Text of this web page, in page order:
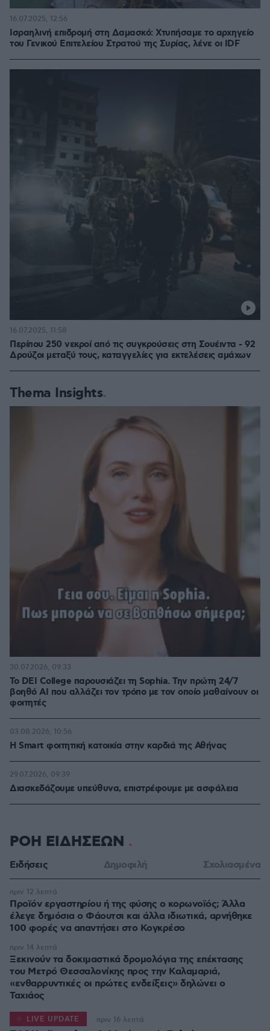
Ισραηλινή επιδρομή στη Δαμασκό: Χτυπήσαμε το αρχηγείο
του Γενικού Επιτελείου Στρατού της Συρίας, λένε οι IDF
16.07.2025, 12:56
Περίπου 250 νεκροί από τις συγκρούσεις στη Σουέιντα - 92
Δρούζοι μεταξύ τους, καταγγελίες για εκτελέσεις αμάχων
16.07.2025, 11:58
Thema Insights
Το DEI College παρουσιάζει τη Sophia. Την πρώτη 24/7
βοηθό AI που αλλάζει τον τρόπο με τον οποίο μαθαίνουν οι
φοιτητές
30.07.2026, 09:33
Η Smart φοιτητική κατοικία στην καρδιά της Αθήνας
03.08.2026, 10:56
Διασκεδάζουμε υπεύθυνα, επιστρέφουμε με ασφάλεια
29.07.2026, 09:39
ΡΟΗ ΕΙΔΗΣΕΩΝ
Ειδήσεις Δημοφιλή Σχολιασμένα
Προϊόν εργαστηρίου ή της φύσης ο κορωνοϊός; Άλλα
έλεγε δημόσια ο Φάουτσι και άλλα ιδιωτικά, αρνήθηκε
100 φορές να απαντήσει στο Κογκρέσο
πριν 12 λεπτά
Ξεκινούν τα δοκιμαστικά δρομολόγια της επέκτασης
του Μετρό Θεσσαλονίκης προς την Καλαμαριά,
«ενθαρρυντικές οι πρώτες ενδείξεις» δηλώνει ο
Ταχιάος
πριν 14 λεπτά
LIVE UPDATE πριν 16 λεπτά